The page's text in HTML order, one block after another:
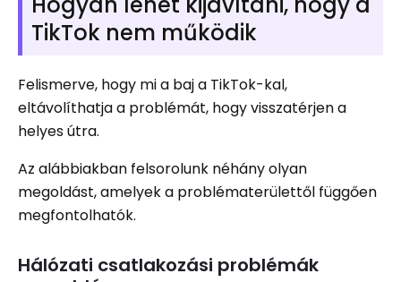
TikTok nem működik
Felismerve, hogy mi a baj a TikTok-kal,
eltávolíthatja a problémát, hogy visszatérjen a
helyes útra.
Az alábbiakban felsorolunk néhány olyan
megoldást, amelyek a problématerülettől függően
megfontolhatók.
Hálózati csatlakozási problémák